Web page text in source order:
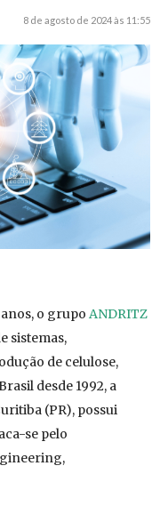
8 de agosto de 2024 às 11:55
o grupo ANDRITZ
sistemas,
de celulose,
desde 1992, a
(PR), possui
se pelo